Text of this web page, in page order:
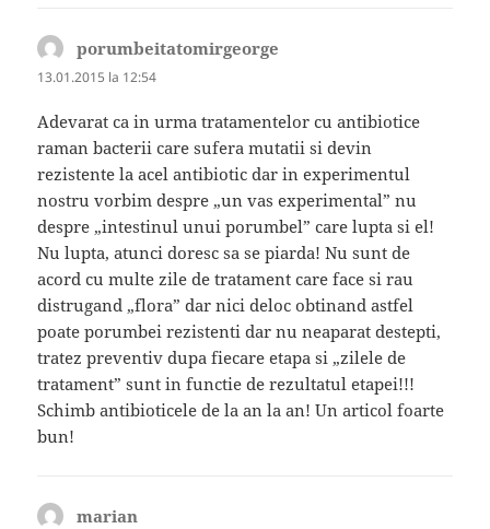
porumbeitatomirgeorge
13.01.2015 la 12:54
Adevarat ca in urma tratamentelor cu antibiotice
raman bacterii care sufera mutatii si devin
rezistente la acel antibiotic dar in experimentul
nostru vorbim despre „un vas experimental” nu
despre „intestinul unui porumbel” care lupta si el!
Nu lupta, atunci doresc sa se piarda! Nu sunt de
acord cu multe zile de tratament care face si rau
distrugand „flora” dar nici deloc obtinand astfel
poate porumbei rezistenti dar nu neaparat destepti,
tratez preventiv dupa fiecare etapa si „zilele de
tratament” sunt in functie de rezultatul etapei!!!
Schimb antibioticele de la an la an! Un articol foarte
bun!
marian